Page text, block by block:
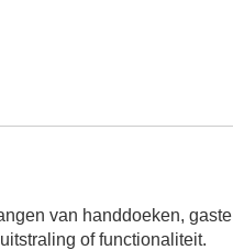
van handdoeken,
of functionaliteit.